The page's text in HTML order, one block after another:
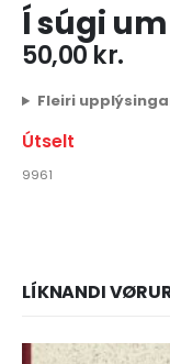
Í súgi
50,00 kr.
Fleiri
Útselt
9961
LÍKNANDI